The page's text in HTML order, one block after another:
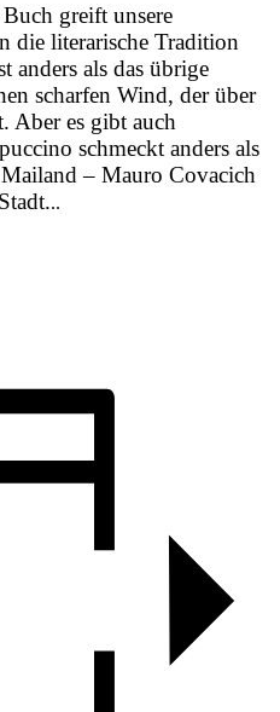
greift unsere
die literarische Tradition
anders als das übrige
scharfen Wind, der über
Aber es gibt auch
schmeckt anders als
– Mauro Covacich
..